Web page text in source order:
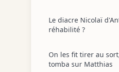
Le diacre Nicolaï
réhabilité ?
On les fit tirer au
tomba sur Matthias